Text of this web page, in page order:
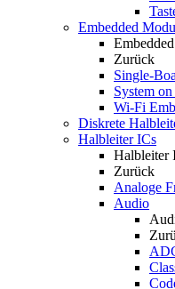
Embedded
Zurück
Single-
System
Wi-Fi
Diskrete
Halbleiter ICs
Halbleiter
Zurück
Analoge
Audio